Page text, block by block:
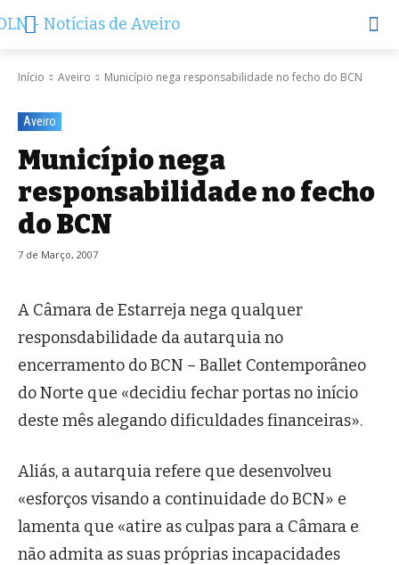
Início Aveiro Município nega responsabilidade no fecho do BCN
Aveiro
Município nega
responsabilidade no fecho
do BCN
7 de Março, 2007
A Câmara de Estarreja nega qualquer
responsdabilidade da autarquia no
encerramento do BCN – Ballet Contemporâneo
do Norte que «decidiu fechar portas no início
deste mês alegando dificuldades financeiras».
Aliás, a autarquia refere que desenvolveu
«esforços visando a continuidade do BCN» e
lamenta que «atire as culpas para a Câmara e
não admita as suas próprias incapacidades